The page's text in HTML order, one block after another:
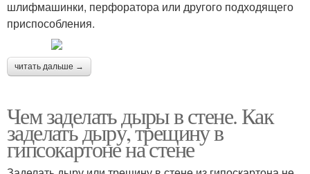
шлифмашинки, перфоратора или другого подходящего
приспособления.
читать дальше →
Чем заделать дыры в стене. Как
заделать дыру, трещину в
гипсокартоне на стене